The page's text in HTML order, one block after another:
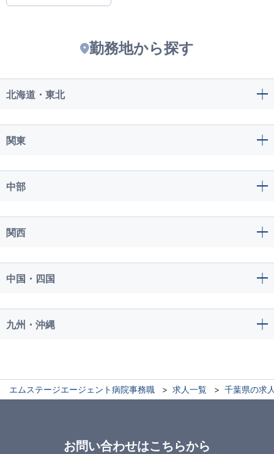
勤務地から探す
北海道・東北
関東
中部
関西
中国・四国
九州・沖縄
エムステージエージェント病院事務職 求人一覧 千葉県の求
お問い合わせはこちらから